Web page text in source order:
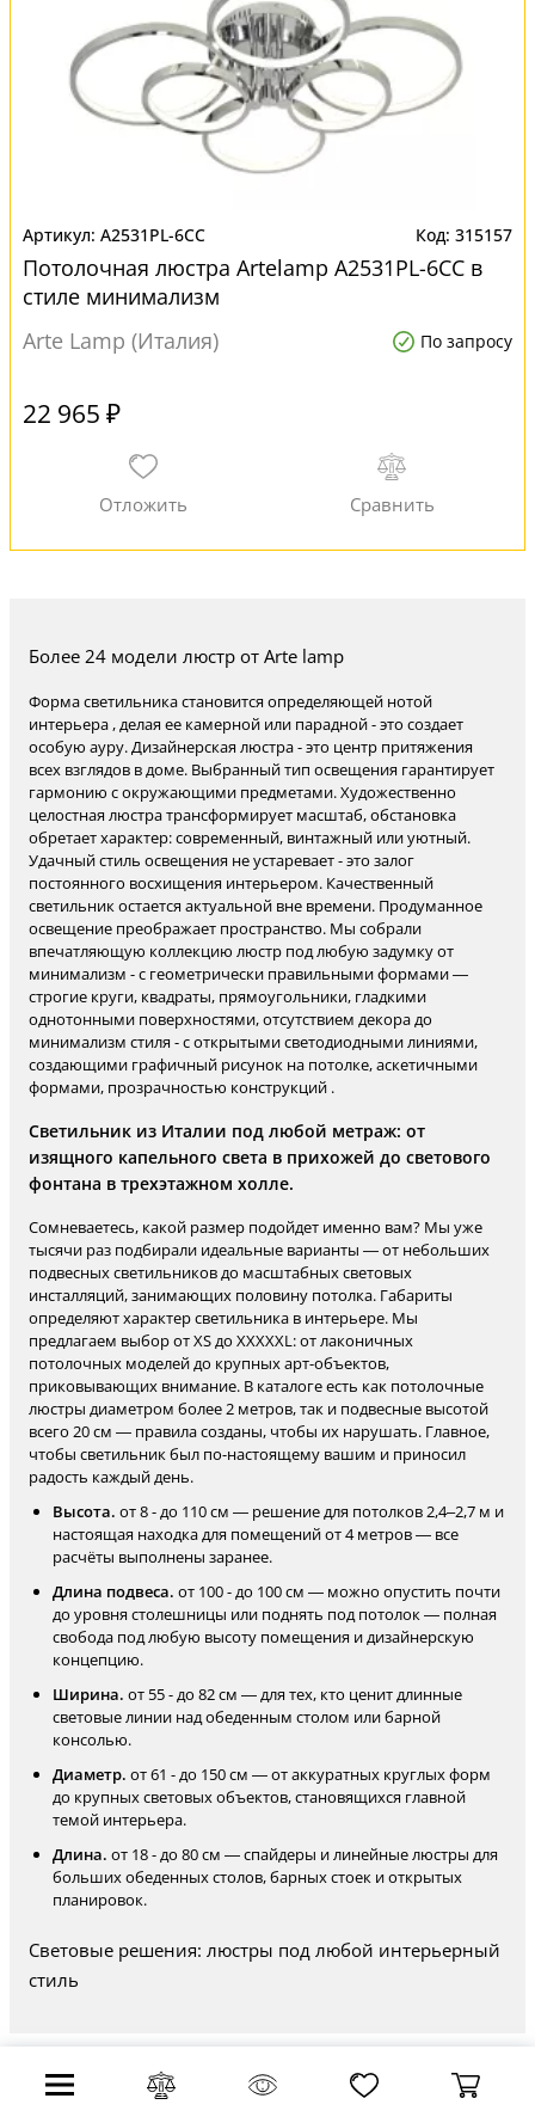
A2531PL-6CC 315157
Потолочная люстра Artelamp A2531PL-6CC в
стиле минимализм
Arte Lamp (Италия)
По запросу
22 965 ₽
Более 24 модели люстр от Arte lamp
Форма светильника становится определяющей нотой
интерьера , делая ее камерной или парадной - это создает
особую ауру. Дизайнерская люстра - это центр притяжения
всех взглядов в доме. Выбранный тип освещения гарантирует
гармонию с окружающими предметами. Художественно
целостная люстра трансформирует масштаб, обстановка
обретает характер: современный, винтажный или уютный.
Удачный стиль освещения не устаревает - это залог
постоянного восхищения интерьером. Качественный
светильник остается актуальной вне времени. Продуманное
освещение преображает пространство. Мы собрали
впечатляющую коллекцию люстр под любую задумку от
минимализм - с геометрически правильными формами —
строгие круги, квадраты, прямоугольники, гладкими
однотонными поверхностями, отсутствием декора до
минимализм стиля - с открытыми светодиодными линиями,
создающими графичный рисунок на потолке, аскетичными
формами, прозрачностью конструкций .
Светильник из Италии под любой метраж: от
изящного капельного света в прихожей до светового
фонтана в трехэтажном холле.
Сомневаетесь, какой размер подойдет именно вам? Мы уже
тысячи раз подбирали идеальные варианты — от небольших
подвесных светильников до масштабных световых
инсталляций, занимающих половину потолка. Габариты
определяют характер светильника в интерьере. Мы
предлагаем выбор от XS до XXXXXL: от лаконичных
потолочных моделей до крупных арт-объектов,
приковывающих внимание. В каталоге есть как потолочные
люстры диаметром более 2 метров, так и подвесные высотой
всего 20 см — правила созданы, чтобы их нарушать. Главное,
чтобы светильник был по-настоящему вашим и приносил
радость каждый день.
Высота. от 8 - до 110 см — решение для потолков 2,4–2,7 м и
настоящая находка для помещений от 4 метров — все
расчёты выполнены заранее.
Длина подвеса. от 100 - до 100 см — можно опустить почти
до уровня столешницы или поднять под потолок — полная
свобода под любую высоту помещения и дизайнерскую
концепцию.
Ширина. от 55 - до 82 см — для тех, кто ценит длинные
световые линии над обеденным столом или барной
консолью.
Диаметр. от 61 - до 150 см — от аккуратных круглых форм
до крупных световых объектов, становящихся главной
темой интерьера.
Длина. от 18 - до 80 см — спайдеры и линейные люстры для
больших обеденных столов, барных стоек и открытых
планировок.
Световые решения: люстры под любой интерьерный
стиль